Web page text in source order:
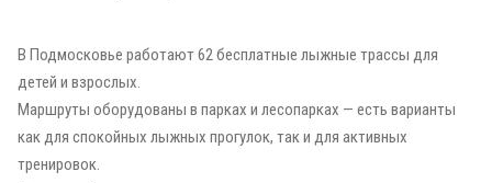
В Подмосковье работают 62 бесплатные лыжные трассы для
детей и взрослых.
Маршруты оборудованы в парках и лесопарках — есть варианты
как для спокойных лыжных прогулок, так и для активных
тренировок.